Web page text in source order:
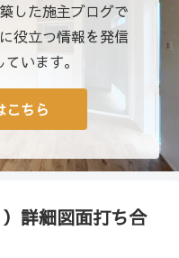
した施主ブログで
役立つ情報を発信
います。
こちら
詳細図面打ち合